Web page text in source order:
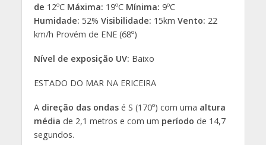
de 12ºCMáxima: 19ºC Mínima: 9ºC
Humidade: 52% Visibilidade: 15km Vento: 22
km/h Provém de ENE (68º)
Nível de exposição UV: Baixo
ESTADO DO MAR NA ERICEIRA
A direção das ondasé S (170º) com uma altura
média de 2,1 metros e com um período de 14,7
segundos.